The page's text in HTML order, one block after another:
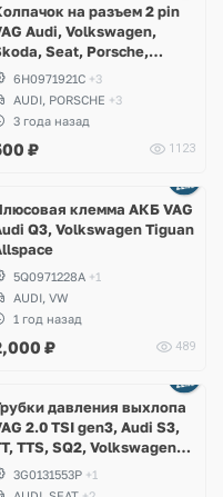
на разъем 2 pin
Audi, Volkswagen,
Seat, Porsche,
Lamborghini
6H0971921C +3
AUDI, PORSCHE +3
3 года назад
₽ 1123
клемма АКБ VAG
Q3, Volkswagen Tiguan
5Q0971228A +1
AUDI, VW
1 год назад
₽ 489
давления выхлопа
2.0 TSI gen3, Audi S3,
TTS, SQ2, Volkswagen
Golf 7.5 R, GTI,
B8, T-Roc, Skoda
3G0131553P +1